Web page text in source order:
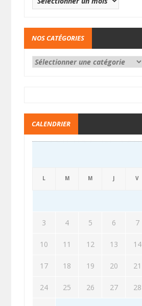
NOS CATÉGORIES
CALENDRIER
L M M J V
3 4 5 6 7
10 11 12 13 14
17 18 19 20 21
24 25 26 27 28